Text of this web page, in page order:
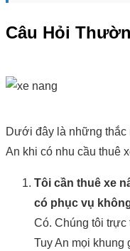
Câu Hỏi
Dưới đây là những thắc
An khi có nhu cầu thuê
Tôi cần thuê xe
có phục vụ
Có. Chúng tôi trực
Tuy An mọi khung